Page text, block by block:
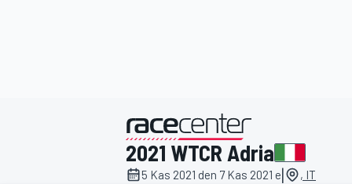
2021 WTCR Adria
5 Kas 2021 den 7 Kas 2021 e| , IT